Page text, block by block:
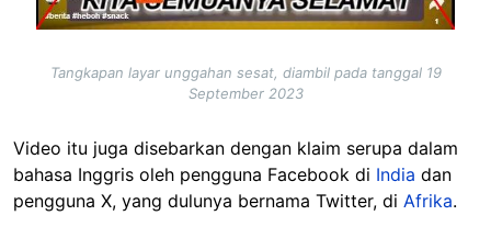
Tangkapan layar unggahan sesat, diambil pada tanggal 19
September 2023
Video itu juga disebarkan dengan klaim serupa dalam
bahasa Inggris oleh pengguna Facebook di India dan
pengguna X, yang dulunya bernama Twitter, di Afrika.